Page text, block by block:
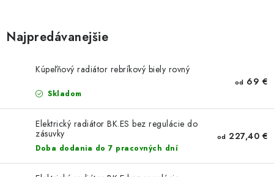
KÚPEĽŇOVÝ NÁBYTOK
DOPLNKY
VÝPREDAJ
PRÍSLUŠENSTVO K SPRCHOVÝM KÚTOM A
Najpredávanejšie
Kúpeľňový radiátor rebríkový biely rovný
Skladom
od 69 €
Elektrický radiátor BK.ES bez regulácie do
zásuvky
Doba dodania do 7 pracovných dní
od 227,40 €